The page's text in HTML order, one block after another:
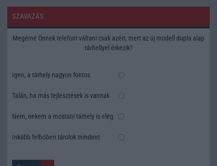
SZAVAZÁS
Megérné Önnek telefont váltani csak azért, mert az új modell dupla alap
tárhellyel érkezik?
Igen, a tárhely nagyon fontos
Talán, ha más fejlesztések is vannak
Nem, nekem a mostani tárhely is elég
Inkább felhőben tárolok mindent